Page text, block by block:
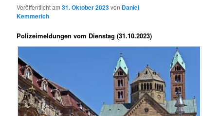
Veröffentlicht am31. Oktober 2023von Daniel
Kemmerich
Polizeimeldungen vom Dienstag (31.10.2023)